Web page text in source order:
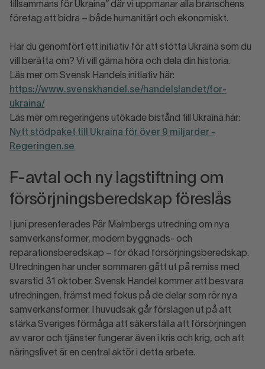
tillsammans för Ukraina” där vi uppmanar alla branschens
företag att bidra – både humanitärt och ekonomiskt.
Har du genomfört ett initiativ för att stötta Ukraina som du
vill berätta om? Vi vill gärna höra och dela din historia.
Läs mer om Svensk Handels initiativ här:
https://www.svenskhandel.se/handelslandet/for-
ukraina/
Läs mer om regeringens utökade bistånd till Ukraina här:
Nytt stödpaket till Ukraina för över 9 miljarder -
Regeringen.se
F-avtal och ny lagstiftning om
försörjningsberedskap föreslås
I juni presenterades Pär Malmbergs utredning om nya
samverkansformer, modern byggnads- och
reparationsberedskap – för ökad försörjningsberedskap.
Utredningen har under sommaren gått ut på remiss med
svarstid 31 oktober. Svensk Handel kommer att besvara
utredningen, främst med fokus på de delar som rör nya
samverkansformer. I huvudsak går förslagen ut på att
stärka Sveriges förmåga att säkerställa att försörjningen
av varor och tjänster fungerar även i kris och krig, och att
näringslivet är en central aktör i detta arbete.